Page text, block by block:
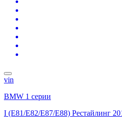
vin
BMW 1 серии
I (E81/E82/E87/E88) Рестайлинг